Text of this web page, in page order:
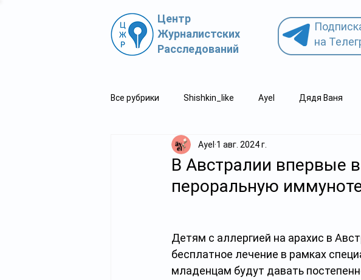
Центр
Журналистских
Расследований
на
Все рубрики Shishkin_like Ayel Дядя Ваня
Политпросвет.kz Свидетель.kz
В Австралии впервые
пероральную
Ayel 1 авг. 2024 г.
Детям с аллергией на арахис в
бесплатное лечение в рамках
младенцам будут давать